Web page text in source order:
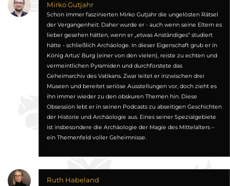
Mirko Gutjahr
Schon immer faszinierten Mirko Gutjahr die ungelösten Rätsel
der Vergangenheit. Daher wurde er - auch wenn seine Eltern es
lieber gesehen hätten, wenn er „etwas Anständiges“ studiert
hätte - schließlich Archäologe. In dieser Eigenschaft grub er in
König Artus' Burg (einer von den vielen), reiste zu echten und
vermeintlichen Pyramiden und durchforstete das
Geheimarchiv des Vatikans. Zwar leitet er inzwischen drei
Museen und bereitet seriöse Ausstellungen vor, doch zieht es
ihn immer wieder zu den obskuren Themen hin. Diese
Obsession lebt er in seinen Podcasts zu abseitigen Geschichten
der Historie und Archäologie aus. Eines seiner Spezialgebiete
ist insbesondere die Archäologie der Magie des Mittelalters –
ein Themenfeld voller Geheimnisse.
Ruth Habeland